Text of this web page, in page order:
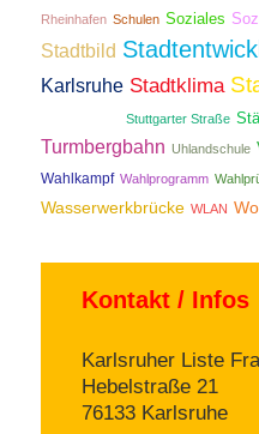
Rheinhafen Schulen Soziales
Stadtbild
Karlsruhe Stadtklima
Stuttgarter Straße
Turmbergbahn Uhlandschule
Wahlkampf Wahlprogramm
Wasserwerkbrücke WLAN
Kontakt / Infos
Karlsruher Liste
Hebelstraße 21
76133 Karlsruhe